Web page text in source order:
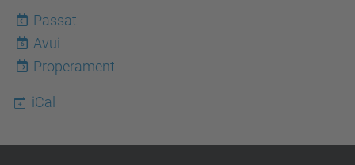
Passat
6
Avui
Properament
iCal